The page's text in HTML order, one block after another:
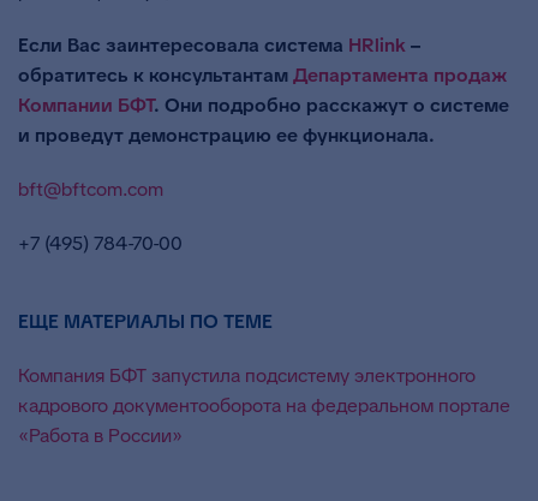
Если Вас заинтересовала система HRlink–
обратитесь к консультантамДепартамента продаж
Компании БФТ. Они подробно расскажут о системе
и проведут демонстрацию ее функционала.
bft@bftcom.com
+7 (495) 784-70-00
ЕЩЕ МАТЕРИАЛЫ ПО ТЕМЕ
Компания БФТ запустила подсистему электронного
кадрового документооборота на федеральном портале
«Работа в России»